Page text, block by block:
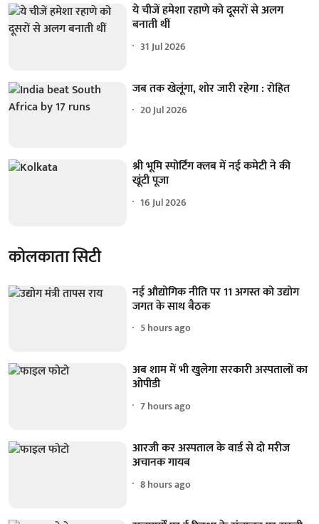
ये चीजें हमेशा रहाणे को दूसरों से अलग
बनाती थीं
31 Jul 2026
जब तक खेलूंगा, शोर जारी रहेगा : रोहित
20 Jul 2026
श्री भूमि स्पोर्टिंग क्लब में नई कमेटी ने की
खूंटी पूजा
16 Jul 2026
कोलकाता सिटी
नई औद्योगिक नीति पर 11 अगस्त को उद्योग
जगत के साथ बैठक
5 hours ago
अब शाम में भी खुलेगा सरकारी अस्पतालों का
ओपीडी
7 hours ago
आरजी कर अस्पताल के वार्ड से दो मरीज
अचानक गायब
8 hours ago